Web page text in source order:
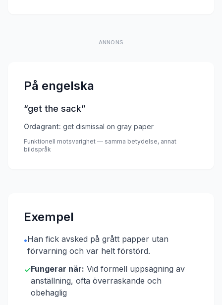
ANNONS
På engelska
“get the sack”
Ordagrant: get dismissal on gray paper
Funktionell motsvarighet — samma betydelse, annat
bildspråk
Exempel
•Han fick avsked på grått papper utan
förvarning och var helt förstörd.
✓Fungerar när: Vid formell uppsägning av
anställning, ofta överraskande och
obehaglig